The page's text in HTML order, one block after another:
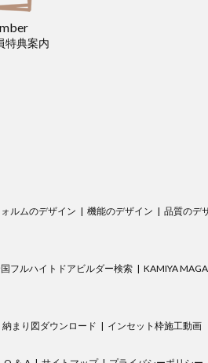
特典案内
ルムのデザイン 機能のデザイン
品質のデ
フルハイトドアビルダー検索
KAMIYA
納まり図ダウンロード
インセット枠施工動画